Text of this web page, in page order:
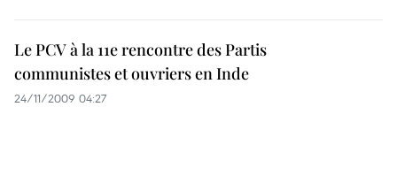
Le PCV à la 11e rencontre des Partis
communistes et ouvriers en Inde
24/11/2009 04:27